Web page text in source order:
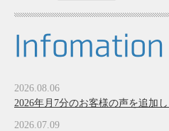
Infomation
2026.08.06
2026年月7分のお客様の声を追加し
2026.07.09